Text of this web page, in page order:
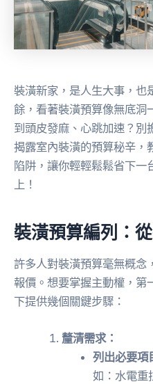
裝潢新家，是人生大事，也
餘，看著裝潢預算像無底洞
到頭皮發麻、心跳加速？別
揭露室內裝潢的預算秘辛，
陷阱，讓你輕輕鬆鬆省下
上！
裝潢預算編列：
許多人對裝潢預算毫無概念
報價。想要掌握主動權，第
下提供幾個關鍵步驟：
釐清需求：
列出必要項
如：水電重